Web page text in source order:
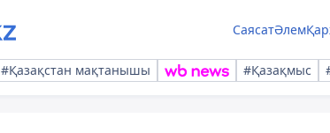
СаясатӘлем
#Қазақстан мақтанышы #Қазақмыс